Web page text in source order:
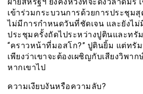
เข้าร่วมกระบวนการด้วยการประชุม
ไม่มีการกำหนดวันที่ชัดเจน และยังไม่
ประชุมครั้งถัดไประหว่างปูตินและทรั
“คราวหน้าที่มอสโก?” ปูตินยิ้ม แต่ทรั
เพียงว่าเขาจะต้องเผชิญกับเสียงวิพา
หากเขาไป
ความเงียบงันหรือความลับ?